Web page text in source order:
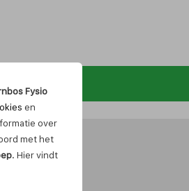
Fysio
en
over
met het
. Hier vindt